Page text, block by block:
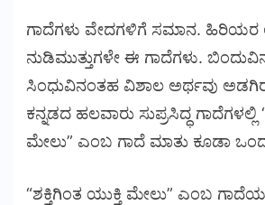
ಗಾದೆಗಳು ವೇದಗಳಿಗೆ ಸಮಾನ.
ನುಡಿಮುತ್ತುಗಳೇ ಈ ಗಾದೆಗಳು.
ಸಿಂಧುವಿನಂತಹ ವಿಶಾಲ ಅರ್ಥವು
ಕನ್ನಡದ ಹಲವಾರು ಸುಪ್ರಸಿದ್ಧ ಗಾದೆಗಳಲ್ಲಿ
ಮೇಲು” ಎಂಬ ಗಾದೆ ಮಾತು ಕೂಡಾ
“ಶಕ್ತಿಗಿಂತ ಯುಕ್ತಿ ಮೇಲು” ಎಂಬ ಗಾದೆಯು